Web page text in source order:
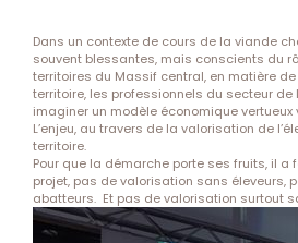
Dans un contexte de cours de la viande
souvent blessantes, mais conscients du
territoires du Massif central, en matière
territoire, les professionnels du secteur
imaginer un modèle économique
L’enjeu, au travers de la valorisation de
territoire.
Pour que la démarche porte ses fruits, il
projet, pas de valorisation sans
abatteurs. Et pas de valorisation surtout